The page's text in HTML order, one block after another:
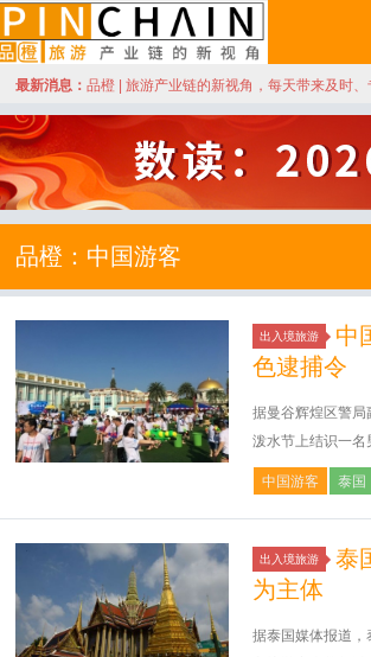
品橙旅游
最新消息： 品橙 | 旅游产业链的新视角，每天带来及时
品橙：中国游客
出入境旅游
中
色逮捕令
据曼谷辉煌区警
泼水节上结识一名
中国游客 泰国
出入境旅游
泰
为主体
据泰国媒体报道，